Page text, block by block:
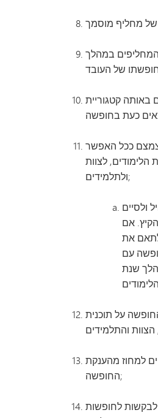
במהלך
קטגוריית
ככל האפשר
לצוות
ולתלמידים;
ולסיים
אם
את
עם
שנת
על תוכנית
למחוז מהענקת
החופשה;
לבקשות לחופשות